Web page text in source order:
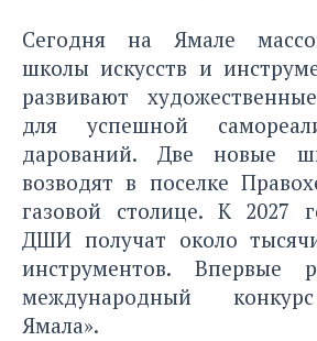
Сегодня на Ямале
школы искусств и
развивают
для успешной
дарований. Две новые
возводят в поселке
газовой столице. К 2027
ДШИ получат около
инструментов. Впервые
международный
Ямала».